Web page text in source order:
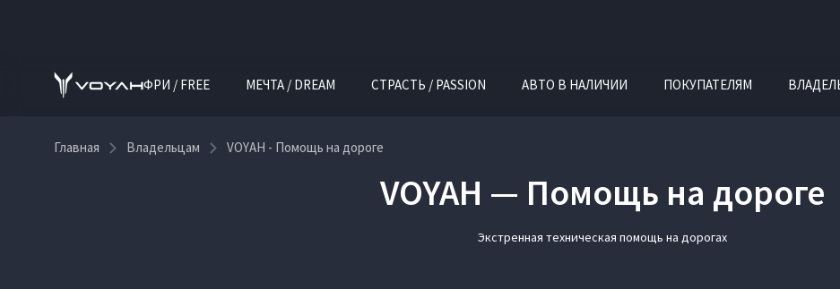
ФРИ / FREE МЕЧТА / DREAM СТРАСТЬ / PASSION АВТО В НАЛИЧИИ ПОКУПАТЕЛЯМ
Главная Владельцам VOYAH - Помощь на дороге
VOYAH — Помощь на дороге
Экстренная техническая помощь на дорогах